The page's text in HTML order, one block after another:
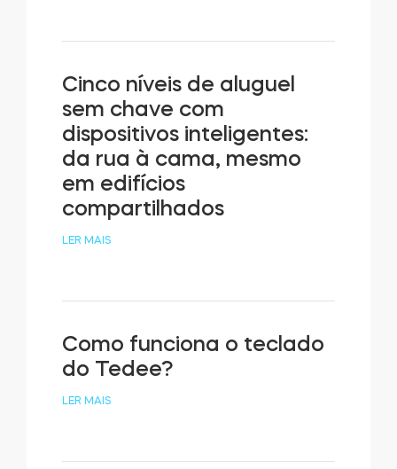
Cinco níveis de aluguel
sem chave com
dispositivos inteligentes:
da rua à cama, mesmo
em edifícios
compartilhados
LER MAIS
Como funciona o teclado
do Tedee?
LER MAIS